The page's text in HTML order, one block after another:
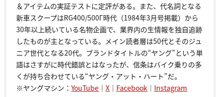
＆アイテムの実証テストに定評がある。また、代名詞となる
新車スクープはRG400/500Γ時代（1984年3月号掲載）から
30年以上続いている名物企画で、業界内の生情報を独自追跡
したものが主となっている。メイン読者層は50代とそのジュ
ニア世代となる20代。ブランドタイトルの“ヤング”という単
語はさすがに時代錯誤とはなったが、信条はバイク乗りの多
くが持ち合わせている“ヤング・アット・ハート”だ。
※ヤングマシン： YouTube ｜ X ｜ Facebook ｜ Instagram